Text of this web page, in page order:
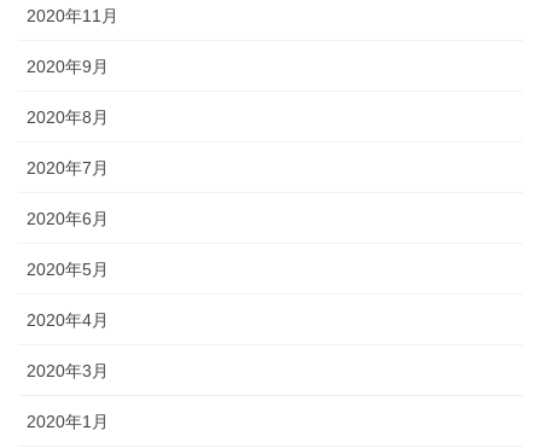
2020年11月
2020年9月
2020年8月
2020年7月
2020年6月
2020年5月
2020年4月
2020年3月
2020年1月